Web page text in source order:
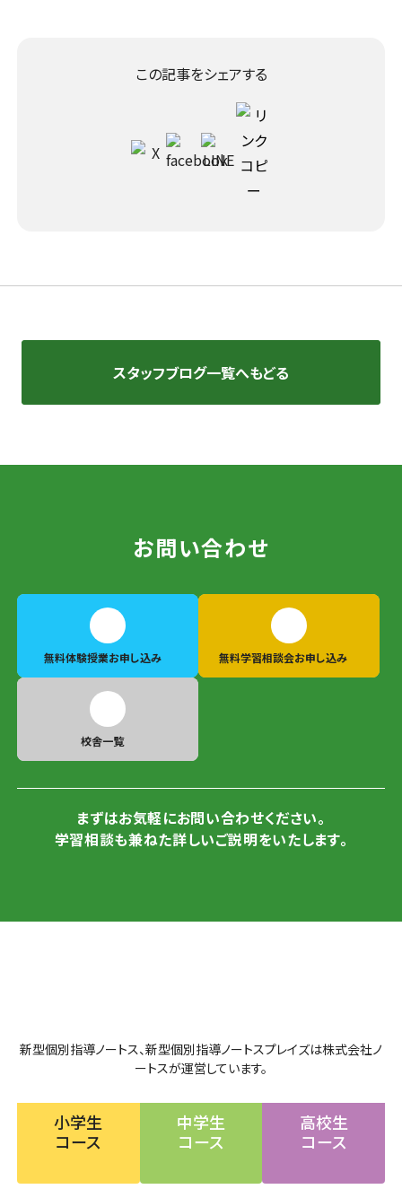
この記事をシェアする
スタッフブログ一覧へもどる
お問い合わせ
無料体験授業お申し込み 無料学習相談会お申し込み
校舎一覧
まずはお気軽にお問い合わせください。
学習相談も兼ねた詳しいご説明をいたします。
新型個別指導ノートス、新型個別指導ノートスプレイズは株式会社ノ
ートスが運営しています。
小学生
コース
中学生
コース
高校生
コース